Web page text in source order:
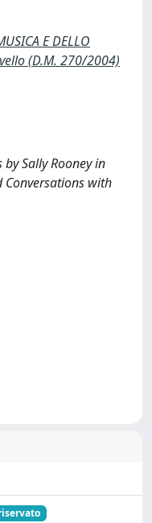
E DELLO
(D.M. 270/2004)
Sally Rooney in
Conversations with